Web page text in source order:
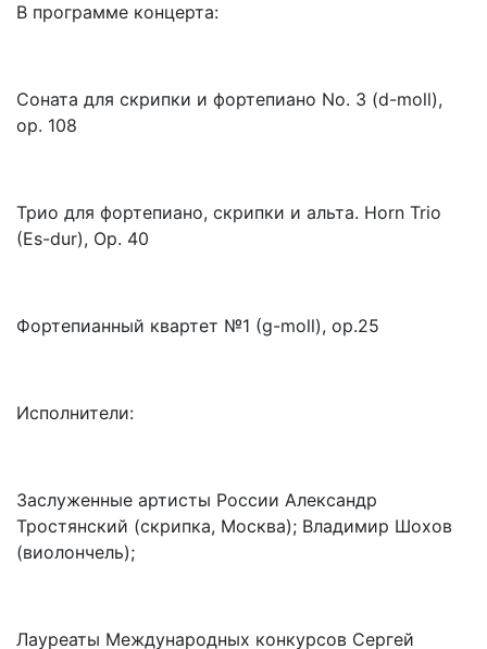
В программе концерта:
Соната для скрипки и фортепиано No. 3 (d-moll),
op. 108
Трио для фортепиано, скрипки и альта. Horn Trio
(Es-dur), Op. 40
Фортепианный квартет №1 (g-moll), op.25
Исполнители:
Заслуженные артисты России Александр
Тростянский (скрипка, Москва); Владимир Шохов
(виолончель);
Лауреаты Международных конкурсов Сергей